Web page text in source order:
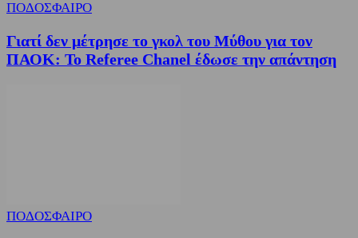
ΠΟΔΟΣΦΑΙΡΟ
Γιατί δεν μέτρησε το γκολ του Μύθου για τον
ΠΑΟΚ: Το Referee Chanel έδωσε την απάντηση
ΠΟΔΟΣΦΑΙΡΟ